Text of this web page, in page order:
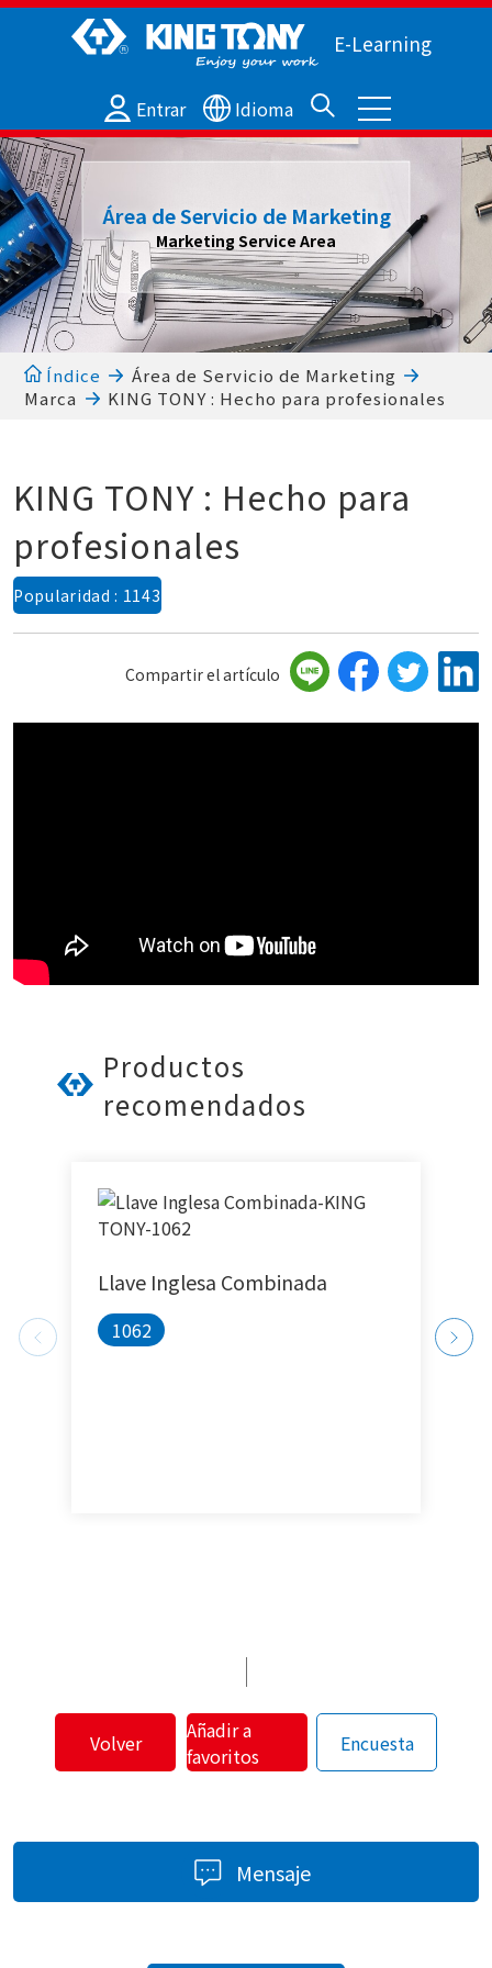
E-Learning
Entrar Idioma
Área de Servicio de Marketing
Marketing Service Area
Índice
Área de Servicio de Marketing
Marca
KING TONY : Hecho para profesionales
KING TONY : Hecho para
profesionales
Popularidad : 1143
Compartir el artículo
Productos
recomendados
Llave Inglesa Combinada
1062
Volver
Añadir a
favoritos
Encuesta
Mensaje